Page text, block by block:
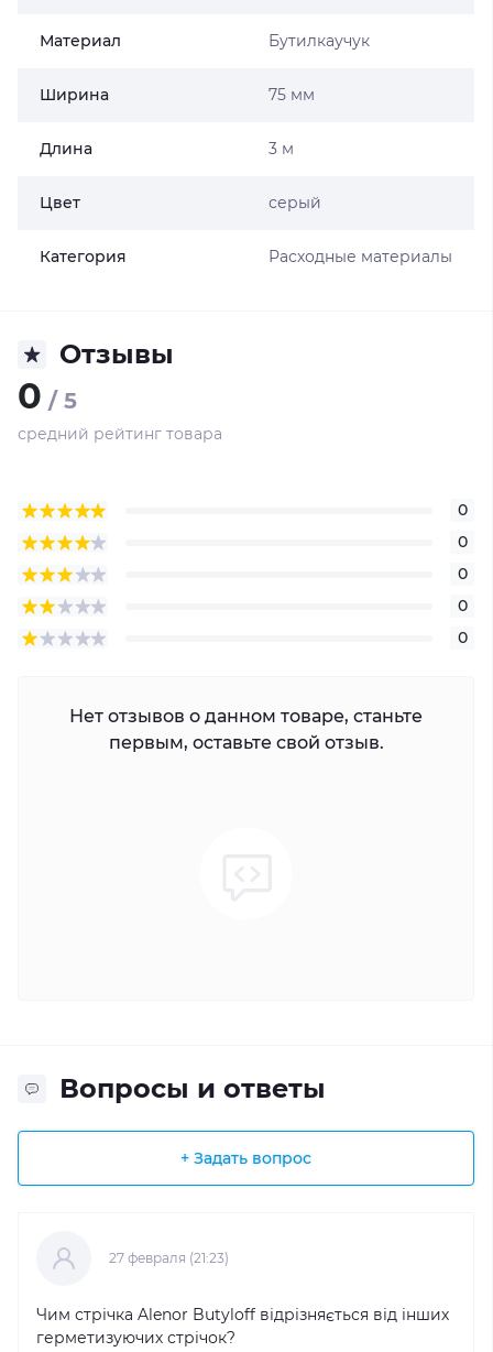
Материал Бутилкаучук
Ширина 75 мм
Длина 3 м
Цвет серый
Категория Расходные материалы
Отзывы
0 / 5
средний рейтинг товара
0
0
0
0
0
Нет отзывов о данном товаре, станьте
первым, оставьте свой отзыв.
Вопросы и ответы
+ Задать вопрос
27 февраля (21:23)
Чим стрічка Alenor Butyloff відрізняється від інших
герметизуючих стрічок?